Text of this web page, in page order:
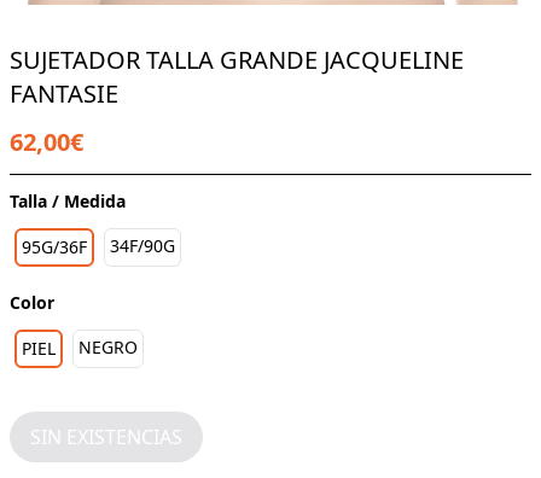
SUJETADOR TALLA GRANDE JACQUELINE
FANTASIE
62,00€
Talla / Medida
95G/36F
34F/90G
Color
PIEL
NEGRO
SIN EXISTENCIAS